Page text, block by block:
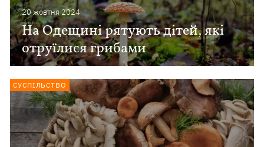
20 жовтня 2024
На Одещині рятують дітей, які
отруїлися грибами
СУСПІЛЬСТВО